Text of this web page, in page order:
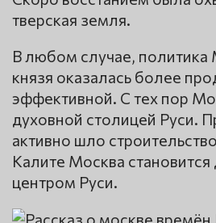
тверская земля.
В любом случае, политика
князя оказалась более
эффективной. С тех пор
духовной столицей Руси.
активно шло
Калите Москва
центром Руси.